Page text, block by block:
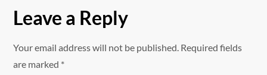
n
a
Leave a Reply
Your email address will not be published. Required fields
are marked *